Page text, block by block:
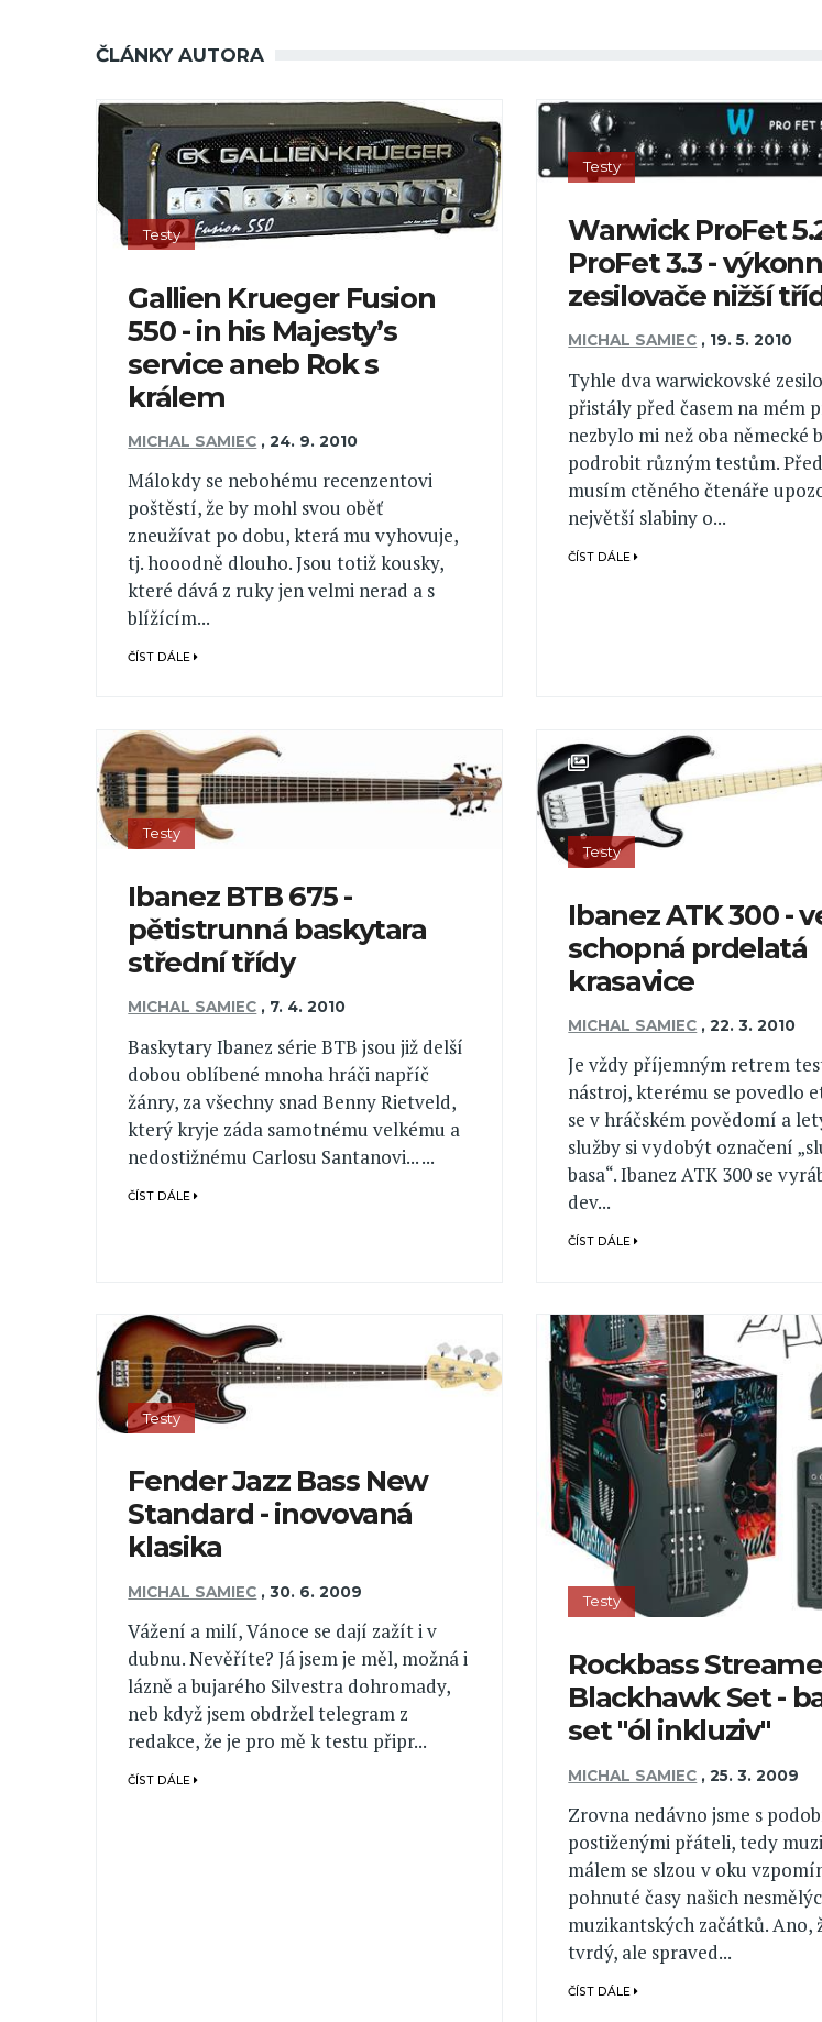
ČLÁNKY AUTORA
Testy
Gallien Krueger Fusion
550 - in his Majesty’s
service aneb Rok s
králem
MICHAL SAMIEC ,24. 9. 2010
Málokdy se nebohému recenzentovi
poštěstí, že by mohl svou oběť
zneužívat po dobu, která mu vyhovuje,
tj. hooodně dlouho. Jsou totiž kousky,
které dává z ruky jen velmi nerad a s
blížícím...
ČÍST DÁLE
Testy
Warwick ProFet
ProFet 3.3 -
zesilovače nižší
MICHAL SAMIEC , 19. 5. 2010
Tyhle dva warwickovské
přistály před časem na mém
nezbylo mi než oba německé
podrobit různým testům.
musím ctěného čtenáře
největší slabiny o...
ČÍST DÁLE
Testy
Ibanez BTB 675 -
pětistrunná baskytara
střední třídy
MICHAL SAMIEC , 7. 4. 2010
Baskytary Ibanez série BTB jsou již delší
dobou oblíbené mnoha hráči napříč
žánry, za všechny snad Benny Rietveld,
který kryje záda samotnému velkému a
nedostižnému Carlosu Santanovi... ...
ČÍST DÁLE
Testy
Ibanez ATK 300 -
schopná prdelatá
krasavice
MICHAL SAMIEC ,22. 3. 2010
Je vždy příjemným retrem
nástroj, kterému se povedlo
se v hráčském povědomí a
služby si vydobýt označení
basa“. Ibanez ATK 300 se
dev...
ČÍST DÁLE
Testy
Fender Jazz Bass New
Standard - inovovaná
klasika
MICHAL SAMIEC ,30. 6. 2009
Vážení a milí, Vánoce se dají zažít i v
dubnu. Nevěříte? Já jsem je měl, možná i
lázně a bujarého Silvestra dohromady,
neb když jsem obdržel telegram z
redakce, že je pro mě k testu připr...
ČÍST DÁLE
Testy
Rockbass
Blackhawk Set -
set "ól inkluziv"
MICHAL SAMIEC ,25. 3. 2009
Zrovna nedávno jsme s
postiženými přáteli, tedy
málem se slzou v oku
pohnuté časy našich
muzikantských začátků. Ano,
tvrdý, ale spraved...
ČÍST DÁLE